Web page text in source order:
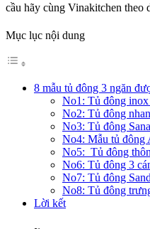
cầu hãy cùng Vinakitchen theo
Mục lục nội dung
8 mẫu tủ đông 3 ngăn
No1: Tủ đông
No2: Tủ đông
No3: Tủ đông
No4: Mẫu tủ đông
No5: Tủ đông
No6: Tủ đông 3
No7: Tủ đông
No8: Tủ đông
Lời kết